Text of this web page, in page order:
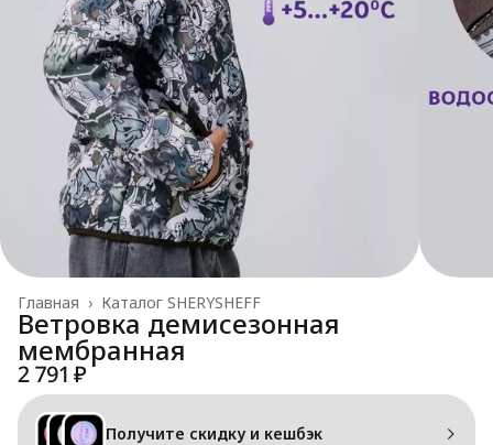
Каталог SHERYSHEFF
Главная ›
Ветровка демисезонная
мембранная
2 791 ₽
Получите скидку и кешбэк